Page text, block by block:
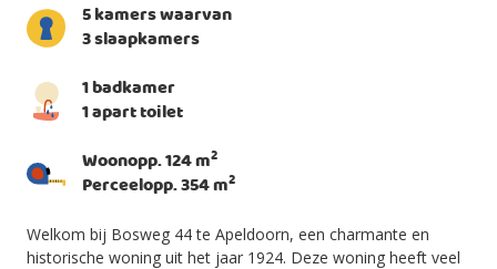
5 kamers waarvan
3 slaapkamers
1 badkamer
1 apart toilet
Woonopp. 124 m2
Perceelopp. 354 m2
Welkom bij Bosweg 44 te Apeldoorn, een charmante en
historische woning uit het jaar 1924. Deze woning heeft veel